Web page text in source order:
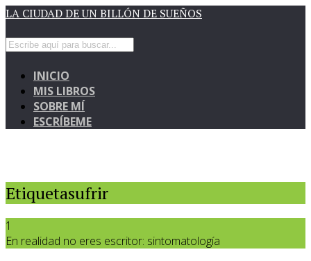
LA CIUDAD DE UN BILLÓN DE SUEÑOS
INICIO
MIS LIBROS
SOBRE MÍ
ESCRÍBEME
Etiquetasufrir
1
En realidad no eres escritor: sintomatología